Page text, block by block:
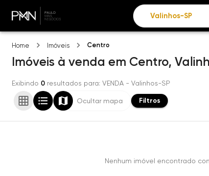
Home Imóveis Centro
Imóveis à venda em Centro,
Exibindo 0 resultados para: VENDA - Valinhos-SP
Ocultar mapa Filtros
Nenhum imóvel encontrado